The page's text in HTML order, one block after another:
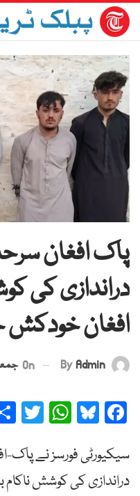
پاک افغان
افغان خودکش
By Admin
On جمعہ 18
Facebook
Bluesky
سیکیورٹی فورسز نے